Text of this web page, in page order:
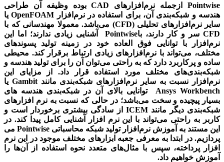
Pointwiseازجمله نرم‌افزارهای CADبوده وظیفه آن طراحی
هندسه و شبکه‌بندی آن، برای استفاده در نرم‌افزار OpenFOAMیا
سایر نرم‌افزارهای تحلیلی(CFD) می‌باشد. معمولا مهندسانی که با
CFD سر و کار دارند، باPointwise آشنایی زیادی ندارند؛ اما این
نرم‌افزار با توانایی فوق العاده خود در زمینه تولید پسوندهای
مختلف، می‌تواند با نرم‌افزارهای زیادی ارتباط برقرار کند. محیطی
ساده و پرکاربرد دارد که به راحتی می‌توان آن را برای تولید هندسه و
شبکه‌بندی‌های مختلف مورد استفاده قرار داد. از مزایای این
نرم‌افزار نسبت به سایر نرم‌افزارهای شبکه‌بندی مانندGambit یا
Ansys Workbench توانایی بالای آن در شبکه‌بندی هندسه های
بسیار پیچیده و سخت می‌باشد؛ در حالی که نسبت به نرم افزارهای
شبکه‌بندی دیگر مانندICEM از سادگی بیشتری برخوردار است و
کاربر به راحتی می‌تواند با این نرم افزار آشنایی کامل پیدا کند. در
این مستند به آموزش نرم‌افزار تولید شبکه محاسباتی Pointwise می
پردازیم. در ابتدا به معرفی جعبه ابزارهای مختلف موجود در این نرم
افزار پرداخته، سپس با مثال‌های متعدد نحوه استفاده از آن‌ها را
آموزش خواهیم داد.